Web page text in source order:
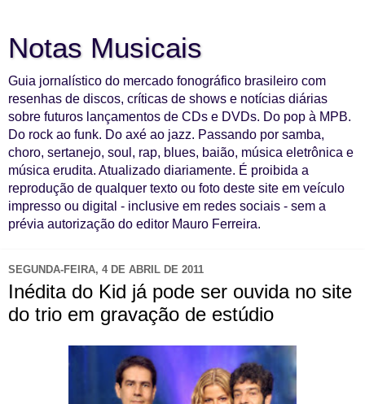
Notas Musicais
Guia jornalístico do mercado fonográfico brasileiro com
resenhas de discos, críticas de shows e notícias diárias
sobre futuros lançamentos de CDs e DVDs. Do pop à MPB.
Do rock ao funk. Do axé ao jazz. Passando por samba,
choro, sertanejo, soul, rap, blues, baião, música eletrônica e
música erudita. Atualizado diariamente. É proibida a
reprodução de qualquer texto ou foto deste site em veículo
impresso ou digital - inclusive em redes sociais - sem a
prévia autorização do editor Mauro Ferreira.
SEGUNDA-FEIRA, 4 DE ABRIL DE 2011
Inédita do Kid já pode ser ouvida no site
do trio em gravação de estúdio